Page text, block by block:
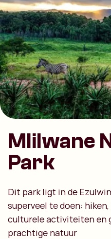
Mlilwane
Park
Dit park ligt in de
superveel te doen:
culturele activiteiten en
prachtige natuur